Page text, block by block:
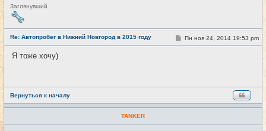
Н
е
в
т
и
Заглянувший
Re: Автопробег в Нижний Новгород в 2015 году #18
С
о
и
Пн ноя 24, 2014 19:53 pm
Я тоже хочу)
Вернуться к началу
TANKER